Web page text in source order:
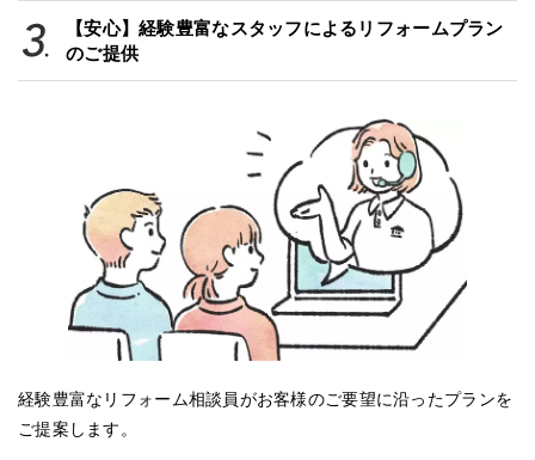
【安心】経験豊富なスタッフによるリフォームプラン
のご提供
経験豊富なリフォーム相談員がお客様のご要望に沿ったプランを
ご提案します。